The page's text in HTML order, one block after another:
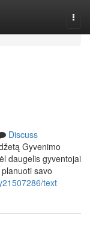
Discuss
Gyvenimo
daugelis gyventojai
savo
text